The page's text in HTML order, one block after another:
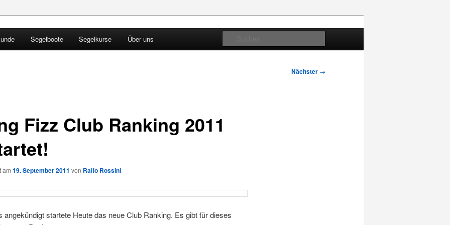
Segelboote Segelkurse Über uns
Nächster →
Fizz Club Ranking 2011
am 19. September 2011 von Ralfo Rossini
angekündigt startete Heute das neue Club Ranking. Es gibt für dieses